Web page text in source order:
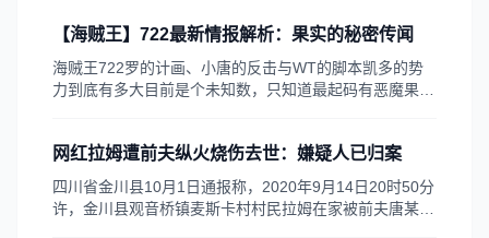
【海贼王】722最新情报解析：果实的秘密传闻
海贼王722罗的计画、小唐的反击与WT的脚本凯多的势
力到底有多大目前是个未知数，只知道最起码有恶魔果实
网红拉姆遭前夫纵火烧伤去世：嫌疑人已归案
四川省金川县10月1日通报称，2020年9月14日20时50分
许，金川县观音桥镇麦斯卡村村民拉姆在家被前夫唐某使